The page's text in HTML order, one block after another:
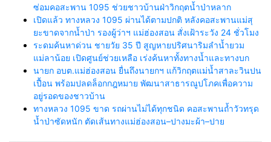
ซ่อมคอสะพาน 1095 ช่วยชาวบ้านฝ่าวิกฤตน้ำป่าหลาก
เปิดแล้ว ทางหลวง 1095 ผ่านได้ตามปกติ หลังคอสะพานแม่สุ
ยะขาดจากน้ำป่า รองผู้ว่าฯ แม่ฮ่องสอน สั่งเฝ้าระวัง 24 ชั่วโมง
ระดมค้นหาด่วน ชายวัย 35 ปี สูญหายปริศนาริมลำน้ำยวม
แม่ลาน้อย เปิดศูนย์ช่วยเหลือ เร่งค้นหาทั้งทางน้ำและทางบก
นายก อบต.แม่ฮ่องสอน ยื่นถึงนายกฯ แก้วิกฤตแม่น้ำสาละวินปน
เปื้อน พร้อมปลดล็อกกฎหมาย พัฒนาสาธารณูปโภคเพื่อความ
อยู่รอดของชาวบ้าน
ทางหลวง 1095 ขาด รถผ่านไม่ได้ทุกชนิด คอสะพานถ้ำวัวทรุด
น้ำป่าซัดหนัก ตัดเส้นทางแม่ฮ่องสอน–ปางมะผ้า–ปาย